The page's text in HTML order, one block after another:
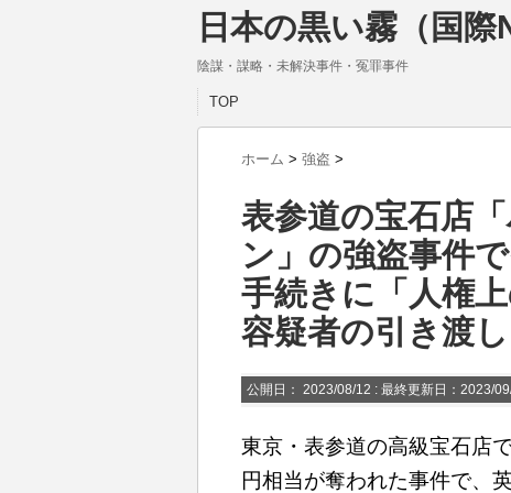
日本の黒い霧（国
陰謀・謀略・未解決事件・冤罪事件
TOP
ホーム > 強盗 >
表参道の宝石店
ン」の強盗事件
手続きに「人権
容疑者の引き渡
公開日： 2023/08/12 : 最終更新日：2023/
東京・表参道の高級宝石店
円相当が奪われた事件で、